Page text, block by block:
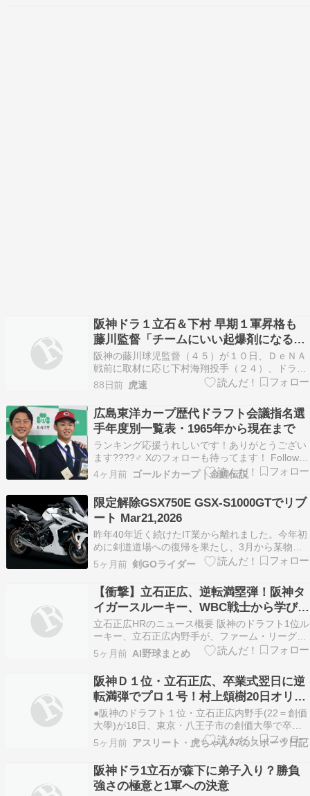
阪神ドラ１立石＆下村 早期１軍昇格も
藤川監督「チームにいい起爆剤になるよ
うなタイミングで」
阪神の藤川球児監督（４５）が１０日、ＤｅＮＡ
戦前に取材に応じ下村海翔投手（２４）、ドラフ
ト１位の立石正広外野手（２２）＝創価大＝につ
いて、早期１軍昇格の可能性について言及した。
互いにリハビリ途上の２人だが「きっかけは早く
必要だと思う」と、再発防止を前提に育成プラン
を進めていく考…
88日前 虎速
広島東洋カープ歴代ドラフト会議指名選
手年度別一覧表・1965年から現在まで
ランキング応援うれしいです！ありがとうござい
ます????‍♂️ Xのフォローも待ってます！ Follow
@yousan600 広島の2025年ドラフトは、上位で
チームの弱点補強を優先し、中位以降で将来性と
層の薄いポジションを埋めた、バランス重視の指
名だった。 即戦力候補だけに…
4ヶ月前 ゴールドカープ｜金鯉伝説
限定解除GSX750E GSX-S1000GTでリブ
ート Mar21,2026
昨年40年近く続けたIT業から離れました。今年初
めに剣道道場への復帰を果たし、3月から某物流
会社で筋力トレーニングになる仕事に従事してい
ます????剣道を嗜む自分にとってスズキといえば
『刀』(GSX1100S)????️自分のMCライフはホン
ダずっとホンダカワサキでしたが、いよい…
5ヶ月前 剣GOライダー
【衝撃】立石正広、逆転満塁弾！阪神タ
イガースルーキー、WBC戦士から学び掴
んだプロ初HR
立石正広HRのニュース概要 阪神のドラフト1位ル
ーキー、立石正広内野手が、ファーム・リーグの
オリックス戦でプロ初ホームランを放ちました。
試合は1点を追う3回、1死満塁の場面で、立石選
手は左翼へ逆転満塁弾を放ち、その場で新スター
誕生を予感させました。 右脚肉離れの影響で出遅
れてい…
5ヶ月前 AI野球まとめ
阪神Ｄ１位・立石正広、卒業式翌日に逆
転満弾でプロ１号！村上頌樹20日オリッ
クス戦ラスト登板！
●阪神のドラフト１位・立石正広内野手(22＝創価
大學)が18日、東京・八王子市の創価大學で卒業
式に出席した。阪神カラーの黄色のネクタイを締
め回顧した。同窓生たちよりもひとあし早く社会
に飛び込んだ。１月の新人合同自主トレで右脚の
肉離れを負ったが、慎重にリハビリを続けて順調
に回復。…
5ヶ月前 アスリート・虎ちゃん77のスポーツ日記
阪神ドラ1立石が森下に弟子入り？勝負
強さの極意と1軍への決意